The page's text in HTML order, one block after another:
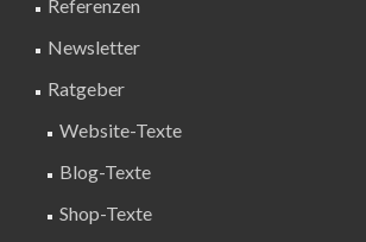
Referenzen
Newsletter
Ratgeber
Website-Texte
Blog-Texte
Shop-Texte